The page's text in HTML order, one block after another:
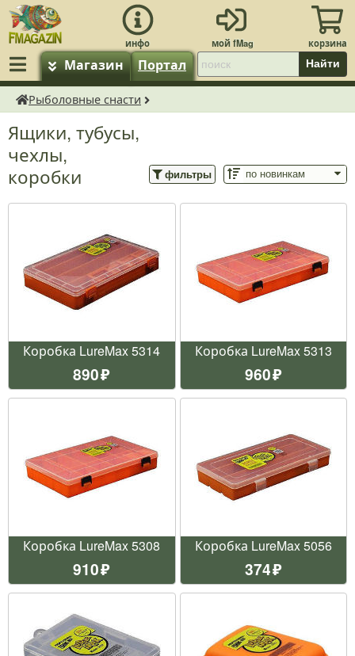
Магазин Портал Найти
fMagazin.ru
Рыболовные снасти
Ящики, тубусы,
чехлы,
коробки
фильтры
Коробка LureMax 5314
890
Коробка LureMax 5313
960
Коробка LureMax 5308
910
Коробка LureMax 5056
374